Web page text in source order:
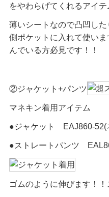
をやわらげてくれるアイテ
薄いシートなので凸凹し
側ポケットに入れて使い
んでいる方必見です！！
②ジャケット+パンツ
マネキン着用アイテム
●ジャケット EAJ860-52(
●ストレートパンツ
ゴムのように伸びます！！